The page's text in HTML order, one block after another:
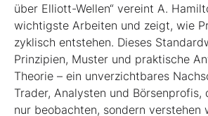
über Elliott-Wellen“ vereint A.
wichtigste Arbeiten und zeigt, wie
zyklisch entstehen. Dieses
Prinzipien, Muster und praktische
Theorie – ein unverzichtbares
Trader, Analysten und Börsenprofis,
nur beobachten, sondern verstehen